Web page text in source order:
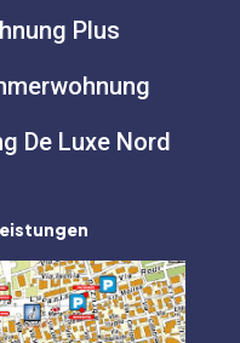
Plus
De Luxe Nord